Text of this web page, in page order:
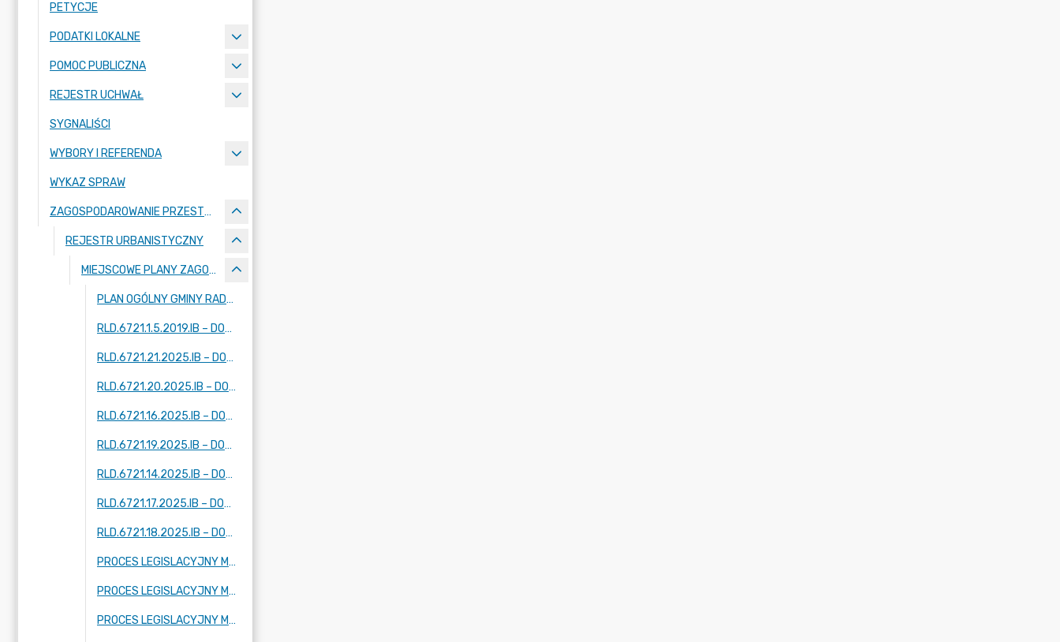
PETYCJE
PODATKI LOKALNE
POMOC PUBLICZNA
REJESTR UCHWAŁ
SYGNALIŚCI
WYBORY I REFERENDA
WYKAZ SPRAW
ZAGOSPODAROWANIE PRZESTRZENNE
REJESTR URBANISTYCZNY
MIEJSCOWE PLANY ZAGOSPODAROWANIA PRZESTRZENNEGO - W TRAKCIE OPRACOWANIA
PLAN OGÓLNY GMINY RADZIEJOWICE
RLD.6721.1.5.2019.IB – DOTYCZY FRAGMENTÓW MIEJSCOWOŚCI: KRZE DUŻE, ADAMÓW-PARCEL, RADZIEJOWICE
RLD.6721.21.2025.IB – DOTYCZY FRAGMENTU MIEJSCOWOŚCI: ZAZDROŚĆ
RLD.6721.20.2025.IB – DOTYCZY FRAGMENTU MIEJSCOWOŚCI: RADZIEJOWICE
RLD.6721.16.2025.IB – DOTYCZY DWÓCH FRAGMENTÓW MIEJSCOWOŚCI: KUKLÓWKA ZARZECZNA
RLD.6721.19.2025.IB – DOTYCZY DWÓCH FRAGMENTÓW MIEJSCOWOŚCI: KUKLÓWKA ZARZECZNA
RLD.6721.14.2025.IB – DOTYCZY FRAGMENTU MIEJSCOWOŚCI: TARTAK BRZÓZKI, KORYTÓW (I I II) ZBOISKA, KAMIONKA
RLD.6721.17.2025.IB – DOTYCZY FRAGMENTU MIEJSCOWOŚCI: ADAMÓW -WIEŚ, KUKLÓWKA ZARZECZNA I KRZE DUŻE
RLD.6721.18.2025.IB – DOTYCZY FRAGMENTU MIEJSCOWOŚCI KUKLÓWKA ZARZECZNA.
PROCES LEGISLACYJNY MPZP OBEJMUJĄCY FRAGMENT MIEJSCOWOŚCI RADZIEJOWICE PARCEL
PROCES LEGISLACYJNY MPZP OBEJMUJĄCY FRAGMENT MIEJSCOWOŚCI BUDY MSZCZONOWSKIE
PROCES LEGISLACYJNY MPZP OBEJMUJĄCY FRAGMENT MIEJSCOWOŚCI KRZE DUŻE